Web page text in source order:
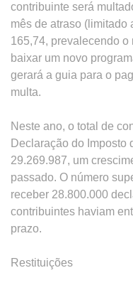
contribuinte será
mês de atraso (limitado
165,74, prevalecendo o
baixar um novo
gerará a guia para o
multa.
Neste ano, o total de
Declaração do Imposto
29.269.987, um
passado. O número
receber 28.800.000
contribuintes haviam
prazo.
Restituições